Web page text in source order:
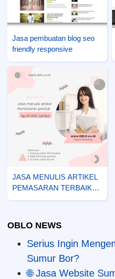
Jasa pembuatan blog seo
friendly responsive
JASA MENULIS ARTIKEL
PEMASARAN TERBAIK
TERPERCAYA
OBLO NEWS
Serius Ingin
Sumur Bor?
🌐 Jasa Website